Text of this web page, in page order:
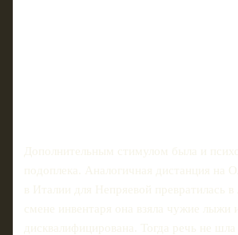
Дополнительным стимулом была и
подоплека. Аналогичная дистанция на
в Италии для Непряевой превратилась
смене инвентаря она взяла чужие лыжи
дисквалифицирована. Тогда речь не